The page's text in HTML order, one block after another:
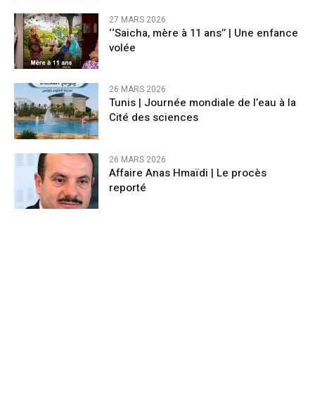
27 MARS 2026
‘‘Saicha, mère à 11 ans’’ | Une enfance
volée
26 MARS 2026
Tunis | Journée mondiale de l’eau à la
Cité des sciences
26 MARS 2026
Affaire Anas Hmaïdi | Le procès
reporté